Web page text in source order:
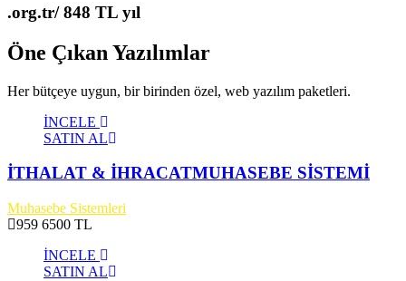
.org.tr/848 TL yıl
Öne Çıkan Yazılımlar
Her bütçeye uygun, bir birinden özel, web yazılım paketleri.
İNCELE
SATIN AL
İTHALAT & İHRACATMUHASEBE SİSTEMİ
Muhasebe Sistemleri
959 6500 TL
İNCELE
SATIN AL